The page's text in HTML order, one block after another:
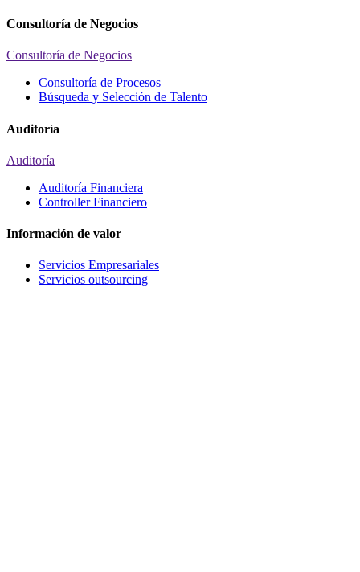
Consultoría de Negocios
Consultoría de Negocios
Consultoría de Procesos
Búsqueda y Selección de Talento
Auditoría
Auditoría
Auditoría Financiera
Controller Financiero
Información de valor
Servicios Empresariales
Servicios outsourcing